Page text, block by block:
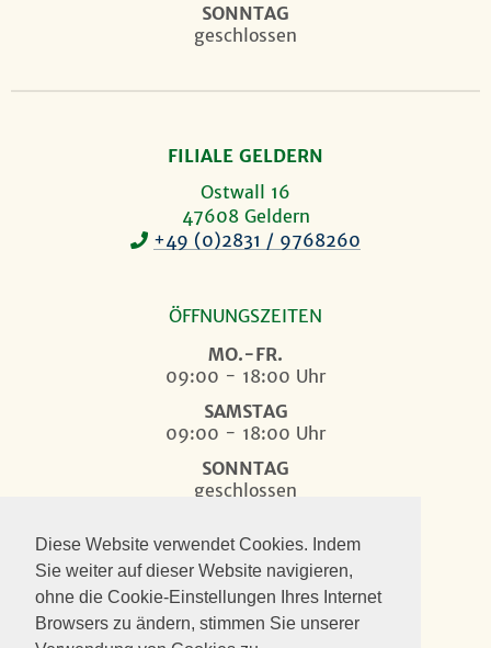
Diese Website verwendet Cookies. Indem
Sie weiter auf dieser Website navigieren,
ohne die Cookie-Einstellungen Ihres Internet
Browsers zu ändern, stimmen Sie unserer
SONNTAG
geschlossen
FILIALE GELDERN
Ostwall 16
47608 Geldern
+49 (0)2831 / 9768260
ÖFFNUNGSZEITEN
MO.-FR.
09:00 - 18:00 Uhr
SAMSTAG
09:00 - 18:00 Uhr
SONNTAG
geschlossen
Folge Blumenwelt Thielen